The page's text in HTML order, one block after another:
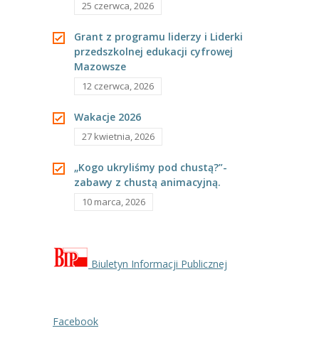
25 czerwca, 2026
Grant z programu liderzy i Liderki
przedszkolnej edukacji cyfrowej
Mazowsze
12 czerwca, 2026
Wakacje 2026
27 kwietnia, 2026
„Kogo ukryliśmy pod chustą?”-
zabawy z chustą animacyjną.
10 marca, 2026
Biuletyn Informacji Publicznej
Facebook